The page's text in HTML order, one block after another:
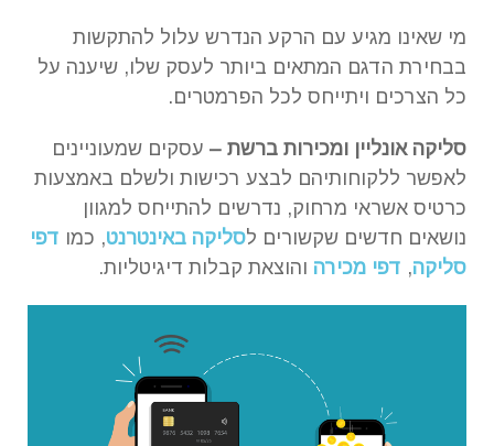
מי שאינו מגיע עם הרקע הנדרש עלול להתקשות
בבחירת הדגם המתאים ביותר לעסק שלו, שיענה על
כל הצרכים ויתייחס לכל הפרמטרים.
סליקה אונליין ומכירות ברשת – עסקים שמעוניינים
לאפשר ללקוחותיהם לבצע רכישות ולשלם באמצעות
כרטיס אשראי מרחוק, נדרשים להתייחס למגוון
נושאים חדשים שקשורים לסליקה באינטרנט, כמו דפי
סליקה, דפי מכירה והוצאת קבלות דיגיטליות.